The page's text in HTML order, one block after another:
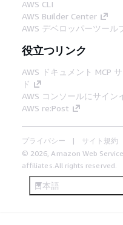
AWS CLI
AWS Builder Center
AWS デベロッパーツール
役立つリンク
AWS ドキュメント MCP
ド
AWS コンソールにサイン
AWS re:Post
プライバシー サイト規約
© 2026, Amazon Web
affiliates.All rights reserved.
日本語